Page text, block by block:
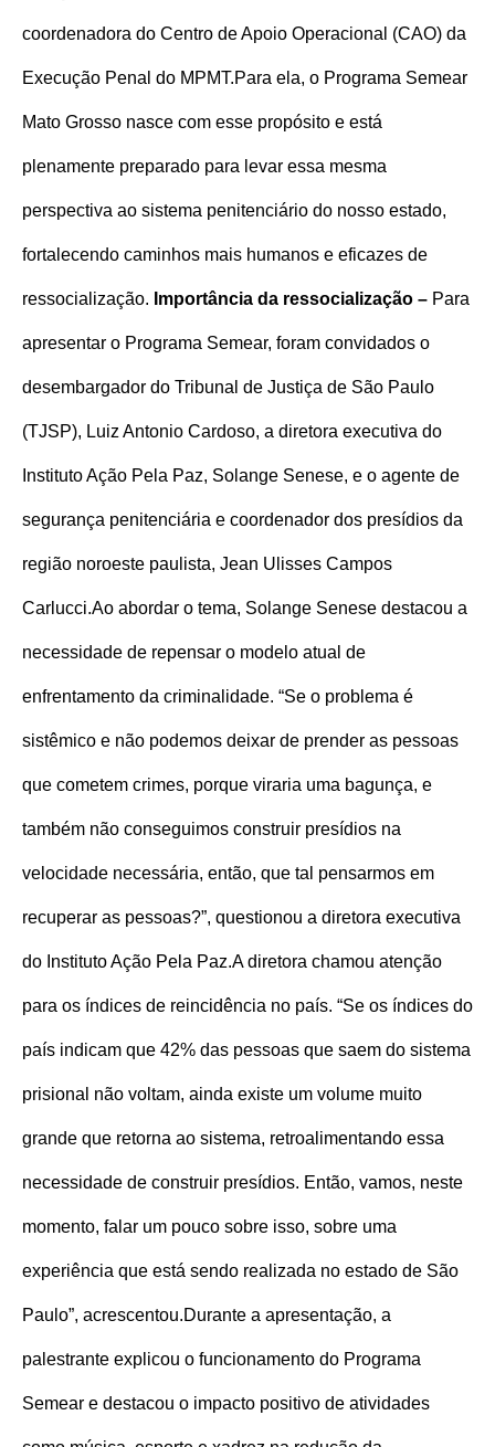
coordenadora do Centro de Apoio Operacional (CAO) da
Execução Penal do MPMT.Para ela, o Programa Semear
Mato Grosso nasce com esse propósito e está
plenamente preparado para levar essa mesma
perspectiva ao sistema penitenciário do nosso estado,
fortalecendo caminhos mais humanos e eficazes de
ressocialização. Importância da ressocialização – Para
apresentar o Programa Semear, foram convidados o
desembargador do Tribunal de Justiça de São Paulo
(TJSP), Luiz Antonio Cardoso, a diretora executiva do
Instituto Ação Pela Paz, Solange Senese, e o agente de
segurança penitenciária e coordenador dos presídios da
região noroeste paulista, Jean Ulisses Campos
Carlucci.Ao abordar o tema, Solange Senese destacou a
necessidade de repensar o modelo atual de
enfrentamento da criminalidade. “Se o problema é
sistêmico e não podemos deixar de prender as pessoas
que cometem crimes, porque viraria uma bagunça, e
também não conseguimos construir presídios na
velocidade necessária, então, que tal pensarmos em
recuperar as pessoas?”, questionou a diretora executiva
do Instituto Ação Pela Paz.A diretora chamou atenção
para os índices de reincidência no país. “Se os índices do
país indicam que 42% das pessoas que saem do sistema
prisional não voltam, ainda existe um volume muito
grande que retorna ao sistema, retroalimentando essa
necessidade de construir presídios. Então, vamos, neste
momento, falar um pouco sobre isso, sobre uma
experiência que está sendo realizada no estado de São
Paulo”, acrescentou.Durante a apresentação, a
palestrante explicou o funcionamento do Programa
Semear e destacou o impacto positivo de atividades